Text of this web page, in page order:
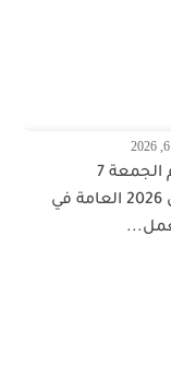
أبراج اليوم الجمعة 7
أغسطس 2026 العامة في